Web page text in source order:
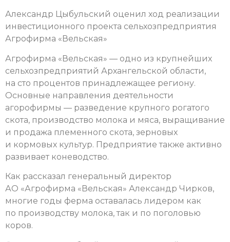
Александр Цыбульский оценил ход реализации
инвестиционного проекта сельхозпредприятия
Агрофирма «Вельская»
Агрофирма «Вельская» — одно из крупнейших
сельхозпредприятий Архангельской области,
на сто процентов принадлежащее региону.
Основные направления деятельности
агорофирмы — разведение крупного рогатого
скота, производство молока и мяса, выращивание
и продажа племенного скота, зерновых
и кормовых культур. Предприятие также активно
развивает коневодство.
Как рассказал генеральный директор
АО «Агрофирма «Вельская» Александр Чирков,
многие годы ферма оставалась лидером как
по производству молока, так и по поголовью
коров.